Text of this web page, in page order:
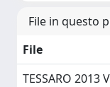
File in questo
File
TESSARO